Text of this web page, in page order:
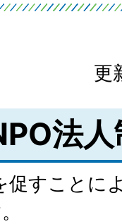
更
法
促すことに